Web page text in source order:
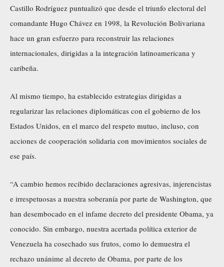
Castillo Rodríguez puntualizó que desde el triunfo electoral del
comandante Hugo Chávez en 1998, la Revolución Bolivariana
hace un gran esfuerzo para reconstruir las relaciones
internacionales, dirigidas a la integración latinoamericana y
caribeña.
Al mismo tiempo, ha establecido estrategias dirigidas a
regularizar las relaciones diplomáticas con el gobierno de los
Estados Unidos, en el marco del respeto mutuo, incluso, con
acciones de cooperación solidaria con movimientos sociales de
ese país.
“A cambio hemos recibido declaraciones agresivas, injerencistas
e irrespetuosas a nuestra soberanía por parte de Washington, que
han desembocado en el infame decreto del presidente Obama, ya
conocido. Sin embargo, nuestra acertada política exterior de
Venezuela ha cosechado sus frutos, como lo demuestra el
rechazo unánime al decreto de Obama, por parte de los